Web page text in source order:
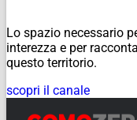
Lo spazio necessario
interezza e per
questo territorio.
scopri il canale